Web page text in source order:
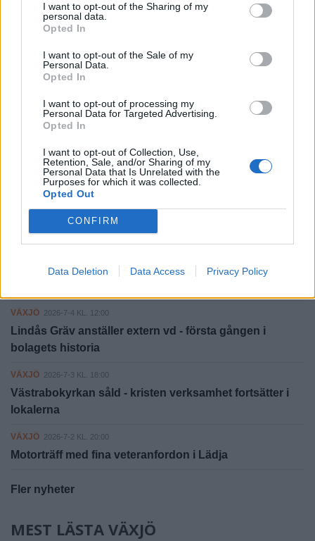
I want to opt-out of the Sharing of my
personal data.
Opted In
I want to opt-out of the Sale of my
Personal Data.
Opted In
I want to opt-out of processing my
Personal Data for Targeted Advertising.
Opted In
I want to opt-out of Collection, Use,
Retention, Sale, and/or Sharing of my
Personal Data that Is Unrelated with the
Purposes for which it was collected.
Opted Out
CONFIRM
Data Deletion Data Access Privacy Policy
Gunnar Nordmark kritiserar polisen: "Osmidiga och
byråkratiska"
2026-8-7 KL. 15:30
Biskop Modéus reser till Taizé med 200 ungdomar från
2026-8-7 KL. 14:00
Leijonkungen på valturné i Växjö
2026-8-7 KL. 13:41
Nybildad iransk förening i Växjö ordnade festival
Hemvändardag ska stärka gemenskapen i Ingelstad
Studie i Kronoberg: Barn utvecklade empati med
VÄXJÖ 2026-7-4 KL. 12:00
Lindås Gräv anställer extern vd - första gången i
bolagets historia
VÄXJÖ 2026-7-3 KL. 18:00
Västrabokyrkan såld - kristen verksamhet fortsätter i
lokalerna
VÄXJÖ 2026-7-2 KL. 20:00
Motorträff med fina veteranfordon i Lädja
Fler nyheter
MEST LÄSTA VÄXJÖ